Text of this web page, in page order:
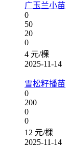
广玉兰小苗
0
50
20
0
4 元/棵
2025-11-14
雪松籽播苗
0
200
0
0
12 元/棵
2025-11-14